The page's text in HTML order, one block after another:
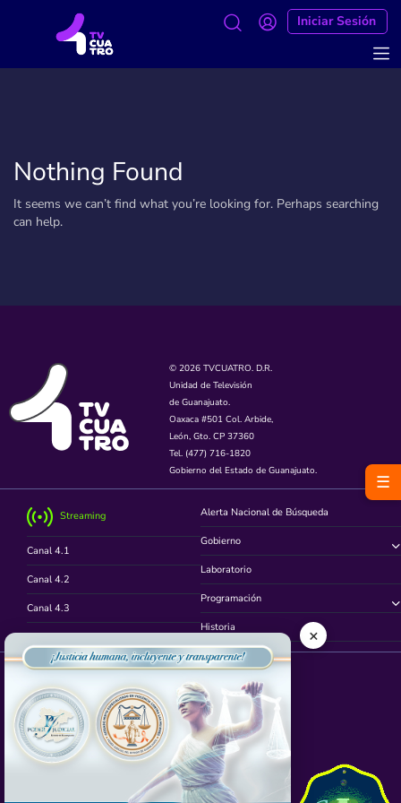
Iniciar Sesión
Nothing Found
It seems we can’t find what you’re looking for. Perhaps searching
can help.
© 2026 TVCUATRO. D.R.
Unidad de Televisión
de Guanajuato.
Oaxaca #501 Col. Arbide,
León, Gto. CP 37360
Tel. (477) 716-1820
Gobierno del Estado de Guanajuato.
Streaming
Canal 4.1
Canal 4.2
Canal 4.3
Canal 4.4
Alerta Nacional de Búsqueda
Gobierno
Laboratorio
Programación
Historia
Síguenos en
App TVCUATRO
☰
×